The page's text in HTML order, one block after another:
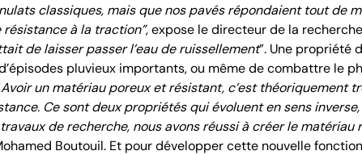
classiques, mais que nos pavés répondaient tout de
à la traction”, expose le directeur de la
de laisser passer l’eau de ruissellement”. Une propriété
pluvieux importants, ou même de combattre le
Avoir un matériau poreux et résistant, c’est théoriquement
Ce sont deux propriétés qui évoluent en sens
de recherche, nous avons réussi à créer le
Boutouil. Et pour développer cette nouvelle